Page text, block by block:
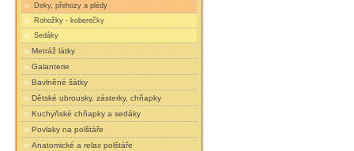
Deky, přehozy a plédy
Rohožky - koberečky
Sedáky
Metráž látky
Galanterie
Bavlněné šátky
Dětské ubrousky, zásterky, chňapky
Kuchyňské chňapky a sedáky
Povlaky na polštáře
Anatomické a relax polštáře